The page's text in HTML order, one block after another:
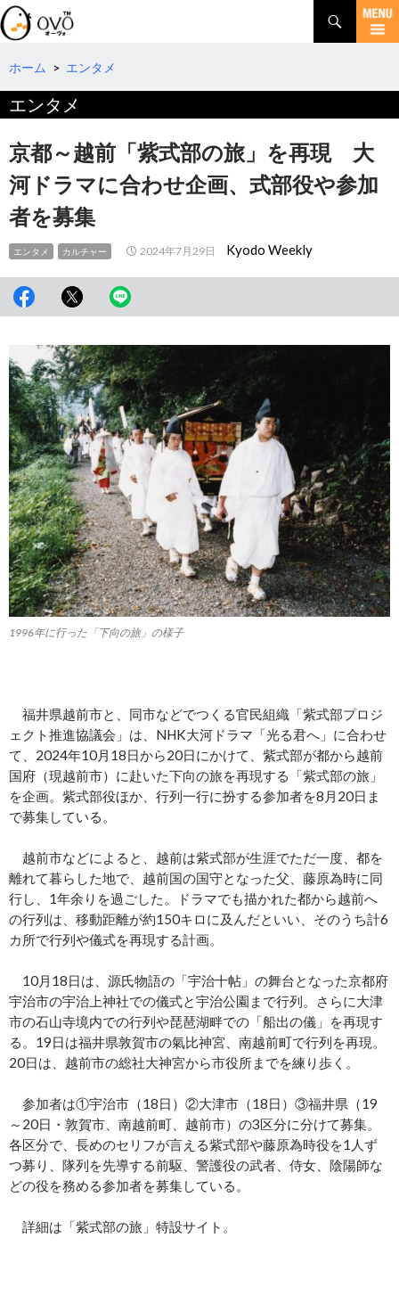
検
索
コ
テ
へ
移
動
ホーム > エンタメ
エンタメ
京都～越前「紫式部の旅」を再現 大
河ドラマに合わせ企画、式部役や参加
者を募集
エンタメ カルチャー 2024年7月29日 Kyodo Weekly
1996年に行った「下向の旅」の様子
福井県越前市と、同市などでつくる官民組織「紫式部プロジ
ェクト推進協議会」は、NHK大河ドラマ「光る君へ」に合わせ
て、2024年10月18日から20日にかけて、紫式部が都から越前
国府（現越前市）に赴いた下向の旅を再現する「紫式部の旅」
を企画。紫式部役ほか、行列一行に扮する参加者を8月20日ま
で募集している。
越前市などによると、越前は紫式部が生涯でただ一度、都を
離れて暮らした地で、越前国の国守となった父、藤原為時に同
行し、1年余りを過ごした。ドラマでも描かれた都から越前へ
の行列は、移動距離が約150キロに及んだといい、そのうち計6
カ所で行列や儀式を再現する計画。
10月18日は、源氏物語の「宇治十帖」の舞台となった京都府
宇治市の宇治上神社での儀式と宇治公園まで行列。さらに大津
市の石山寺境内での行列や琵琶湖畔での「船出の儀」を再現す
る。19日は福井県敦賀市の氣比神宮、南越前町で行列を再現。
20日は、越前市の総社大神宮から市役所までを練り歩く。
参加者は①宇治市（18日）②大津市（18日）③福井県（19
～20日・敦賀市、南越前町、越前市）の3区分に分けて募集。
各区分で、長めのセリフが言える紫式部や藤原為時役を1人ず
つ募り、隊列を先導する前駆、警護役の武者、侍女、陰陽師な
どの役を務める参加者を募集している。
詳細は「紫式部の旅」特設サイト。